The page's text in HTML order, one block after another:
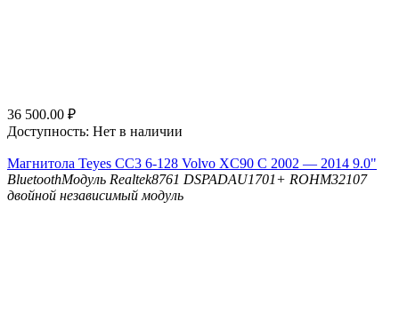
36 500.00 ₽
Доступность: Нет в наличии
Магнитола Teyes CC3 6-128 Volvo XC90 C 2002 — 2014 9.0"
BluetoothМодуль Realtek8761 DSPADAU1701+ ROHM32107
двойной независимый модуль